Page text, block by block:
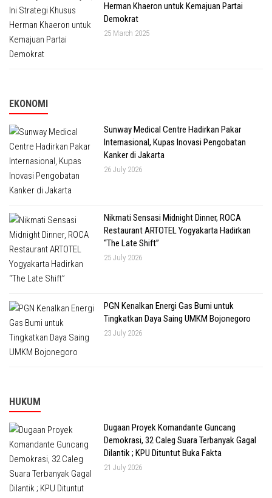
Herman Khaeron untuk Kemajuan Partai
Demokrat
25 March 2025
EKONOMI
Sunway Medical Centre Hadirkan Pakar
Internasional, Kupas Inovasi Pengobatan
Kanker di Jakarta
26 July 2026
Nikmati Sensasi Midnight Dinner, ROCA
Restaurant ARTOTEL Yogyakarta Hadirkan
“The Late Shift”
25 July 2026
PGN Kenalkan Energi Gas Bumi untuk
Tingkatkan Daya Saing UMKM Bojonegoro
23 July 2026
HUKUM
Dugaan Proyek Komandante Guncang
Demokrasi, 32 Caleg Suara Terbanyak Gagal
Dilantik ; KPU Dituntut Buka Fakta
21 July 2026